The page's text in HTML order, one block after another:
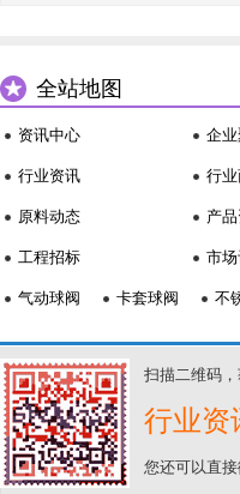
全站地图
资讯中心
行业资讯
原料动态
工程招标
企
行
产
市
气动球阀 卡套球阀 不
扫描二维码
行业资
您还可以直